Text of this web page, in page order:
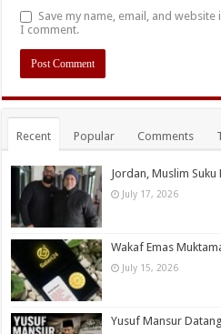
Save my name, email, and
I comment.
Recent Popular Comments
Jordan, Muslim Suku
July 17, 2026
Wakaf Emas
July 15, 2026
Yusuf Mansur